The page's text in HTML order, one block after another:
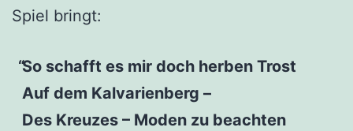
Spiel bringt:
So schafft es mir doch herben Trost
Auf dem Kalvarienberg –
Des Kreuzes – Moden zu beachten